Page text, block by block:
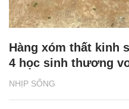
NHỊP SỐNG
Hàng xóm thất kinh
4 học sinh thương